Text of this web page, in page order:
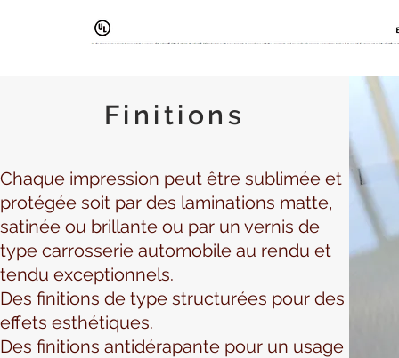
Finitions
Chaque impression peut être sublimée et
protégée soit par des laminations matte,
satinée ou brillante ou par un vernis de
type carrosserie automobile au rendu et
tendu exceptionnels.
Des finitions de type structurées pour des
effets esthétiques.
Des finitions antidérapante pour un usage